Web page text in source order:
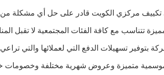
تكييف مركزي الكويت قادر على حل أي مشكلة من
تتناسب مع كافة الفئات المجتمعية لا
بتوفير تسهيلات الدفع التي لعملائها والتي
متميزة وعروض شهرية مختلفة وخصومات